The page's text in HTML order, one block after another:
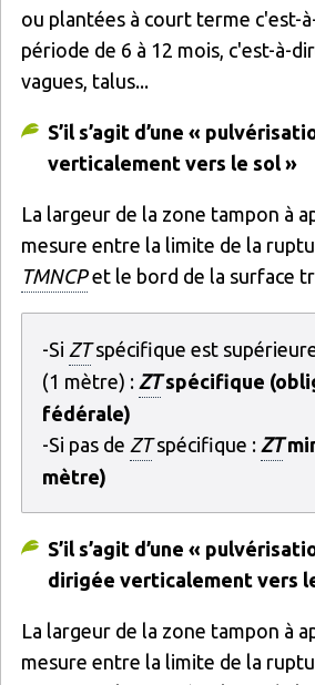
ou plantées à court terme c'est-
période de 6 à 12 mois, c'est-à-
vagues, talus...
S’il s’agit d’une «
verticalement vers le sol »
La largeur de la zone tampon à
mesure entre la limite de la
TMNCPet le bord de la surface
-Si ZTspécifique est
(1 mètre) : ZTspécifique
fédérale)
-Si pas de ZTspécifique : ZT
mètre)
S’il s’agit d’une «
dirigée verticalement vers
La largeur de la zone tampon à
mesure entre la limite de la